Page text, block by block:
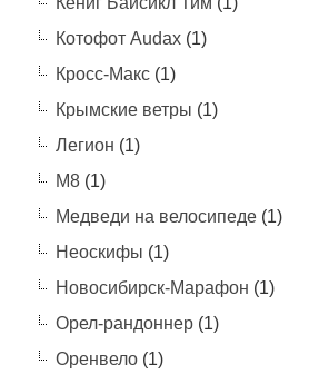
Котофот Audax(1)
Кросс-Макс(1)
Крымские ветры (1)
Легион (1)
М8(1)
Медведи на велосипеде(1)
Неоскифы (1)
Новосибирск-Марафон (1)
Орел-рандоннер(1)
Оренвело(1)